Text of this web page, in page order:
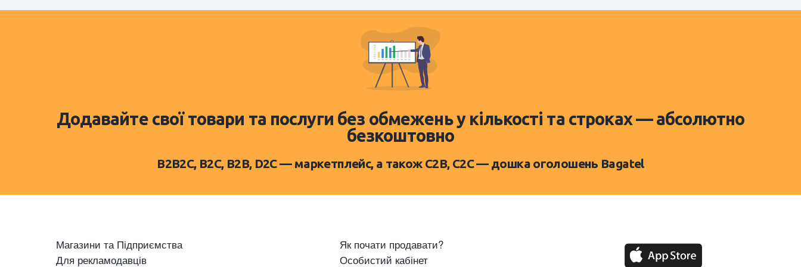
Додавайте свої товари та послуги без обмежень у кількості та строках — абсолютно
безкоштовно
B2B2C, B2C, B2B, D2C — маркетплейс, а також C2B, C2C — дошка оголошень Bagatel
Магазини та Підприємства
Для рекламодавців
Як почати продавати?
Особистий кабінет